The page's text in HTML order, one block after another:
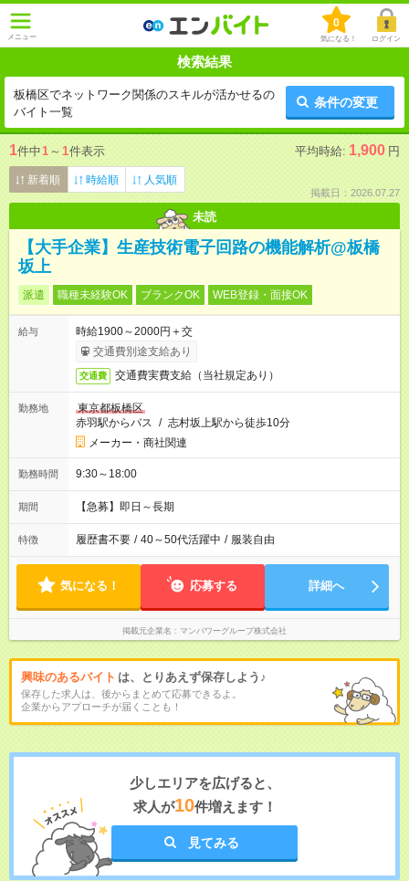
メニュー
0
気になる！ ログイン
検索結果
板橋区でネットワーク関係のスキルが活かせるの
バイト一覧
条件の変更
1件中1 ～ 1件表示 平均時給: 1,900 円
新着順 時給順 人気順
掲載日：2026.07.27
未読
【大手企業】生産技術電子回路の機能解析@板橋
坂上
派遣 職種未経験OK ブランクOK WEB登録・面接OK
給与
時給1900～2000円＋交
交通費別途支給あり
交通費 交通費実費支給（当社規定あり）
勤務地
東京都板橋区
赤羽駅からバス / 志村坂上駅から徒歩10分
メーカー・商社関連
勤務時間 9:30～18:00
期間 【急募】即日～長期
特徴 履歴書不要 / 40～50代活躍中 / 服装自由
気になる！ 応募する 詳細へ
掲載元企業名 マンパワーグループ株式会社
興味のあるバイト は、とりあえず保存しよう♪
保存した求人は、後からまとめて応募できるよ。
企業からアプローチが届くことも！
少しエリアを広げると、
求人が10件増えます！
見てみる